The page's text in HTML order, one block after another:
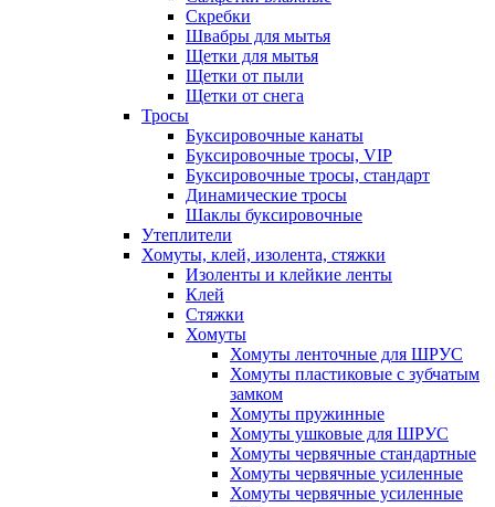
Скребки
Швабры для мытья
Щетки для мытья
Щетки от пыли
Щетки от снега
Тросы
Буксировочные канаты
Буксировочные тросы, VIP
Буксировочные тросы, стандарт
Динамические тросы
Шаклы буксировочные
Утеплители
Хомуты, клей, изолента, стяжки
Изоленты и клейкие ленты
Клей
Стяжки
Хомуты
Хомуты ленточные для ШРУС
Хомуты пластиковые с зубчатым
замком
Хомуты пружинные
Хомуты ушковые для ШРУС
Хомуты червячные стандартные
Хомуты червячные усиленные
Хомуты червячные усиленные